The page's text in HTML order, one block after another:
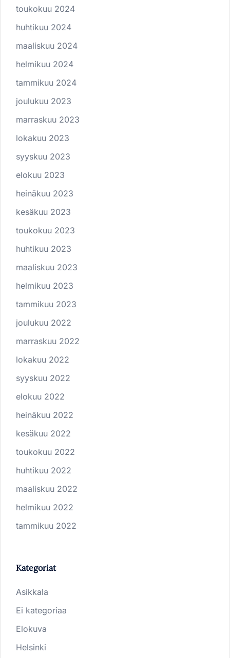
toukokuu 2024
huhtikuu 2024
maaliskuu 2024
helmikuu 2024
tammikuu 2024
joulukuu 2023
marraskuu 2023
lokakuu 2023
syyskuu 2023
elokuu 2023
heinäkuu 2023
kesäkuu 2023
toukokuu 2023
huhtikuu 2023
maaliskuu 2023
helmikuu 2023
tammikuu 2023
joulukuu 2022
marraskuu 2022
lokakuu 2022
syyskuu 2022
elokuu 2022
heinäkuu 2022
kesäkuu 2022
toukokuu 2022
huhtikuu 2022
maaliskuu 2022
helmikuu 2022
tammikuu 2022
Kategoriat
Asikkala
Ei kategoriaa
Elokuva
Helsinki